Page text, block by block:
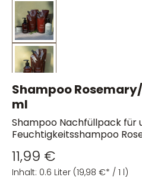
Shampoo
ml
Shampoo Nachfüllpack für
Feuchtigkeitsshampoo
11,99 €
Inhalt: 0.6 Liter (19,98 €* / 1 l)